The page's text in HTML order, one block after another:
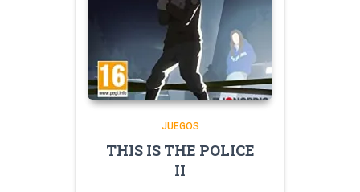
JUEGOS
THIS IS THE POLICE
II